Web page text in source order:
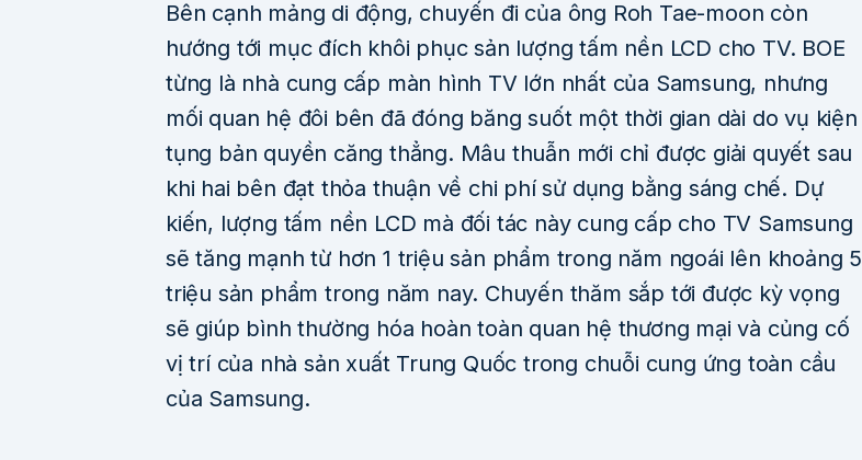
Bên cạnh mảng di động, chuyến đi của ông Roh Tae-moon còn
hướng tới mục đích khôi phục sản lượng tấm nền LCD cho TV. BOE
từng là nhà cung cấp màn hình TV lớn nhất của Samsung, nhưng
mối quan hệ đôi bên đã đóng băng suốt một thời gian dài do vụ kiện
tụng bản quyền căng thẳng. Mâu thuẫn mới chỉ được giải quyết sau
khi hai bên đạt thỏa thuận về chi phí sử dụng bằng sáng chế. Dự
kiến, lượng tấm nền LCD mà đối tác này cung cấp cho TV Samsung
sẽ tăng mạnh từ hơn 1 triệu sản phẩm trong năm ngoái lên khoảng 5
triệu sản phẩm trong năm nay. Chuyến thăm sắp tới được kỳ vọng
sẽ giúp bình thường hóa hoàn toàn quan hệ thương mại và củng cố
vị trí của nhà sản xuất Trung Quốc trong chuỗi cung ứng toàn cầu
của Samsung.